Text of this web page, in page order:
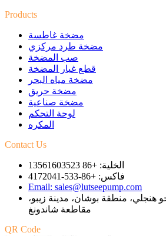
Products
مضخة غاطسة
مضخة طرد مركزي
صب المضخة
قطع غيار المضخة
مضخة مياه البحر
مضخة حريق
مضخة صناعية
لوحة التحكم
المكره
Contact Us
الخلية: +86 13561603523
فاكس: +86-533-4172041
Email: sales@lutseepump.com
كيوجو هنجلي، منطقة بوشان، مدينة زيبو،
مقاطعة شاندونغ
QR Code